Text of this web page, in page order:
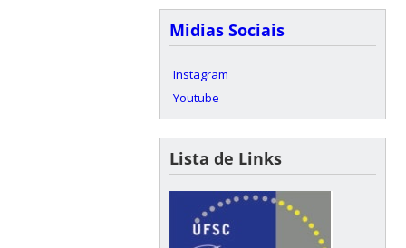
Midias Sociais
Instagram
Youtube
Lista de Links